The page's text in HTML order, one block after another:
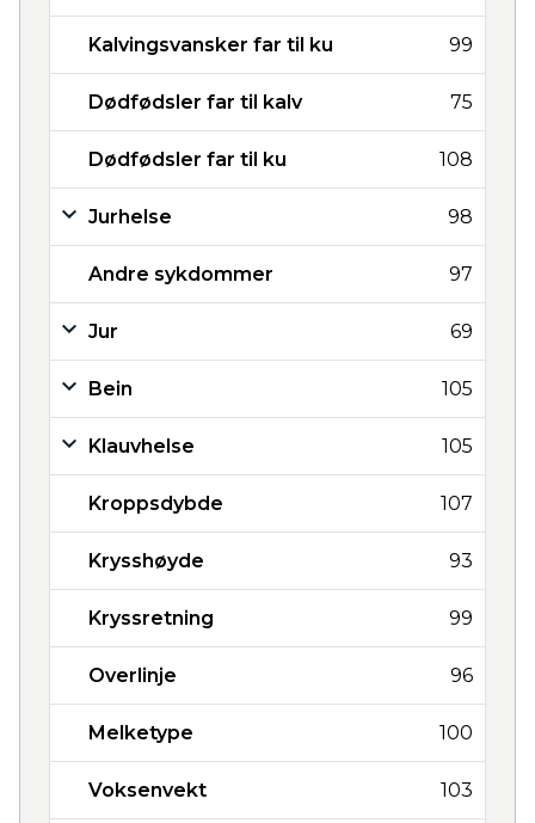
Kalvingsvansker far til ku 99
Dødfødsler far til kalv 75
Dødfødsler far til ku 108
Jurhelse 98
Andre sykdommer 97
Jur 69
Bein 105
Klauvhelse 105
Kroppsdybde 107
Krysshøyde 93
Kryssretning 99
Overlinje 96
Melketype 100
Voksenvekt 103